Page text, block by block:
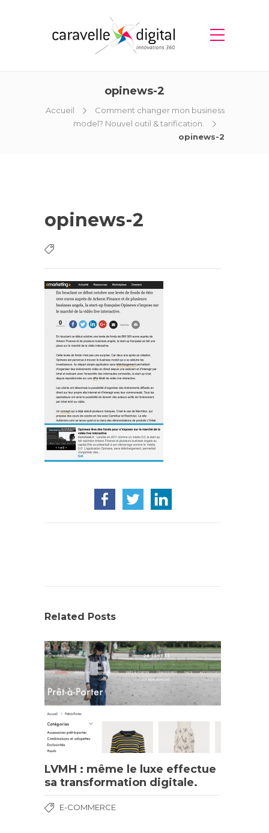
opinews-2
Accueil
Comment changer mon business
model? Nouvel outil & tarification.
opinews-2
opinews-2
Related Posts
LVMH : même le luxe effectue
sa transformation digitale.
E-COMMERCE